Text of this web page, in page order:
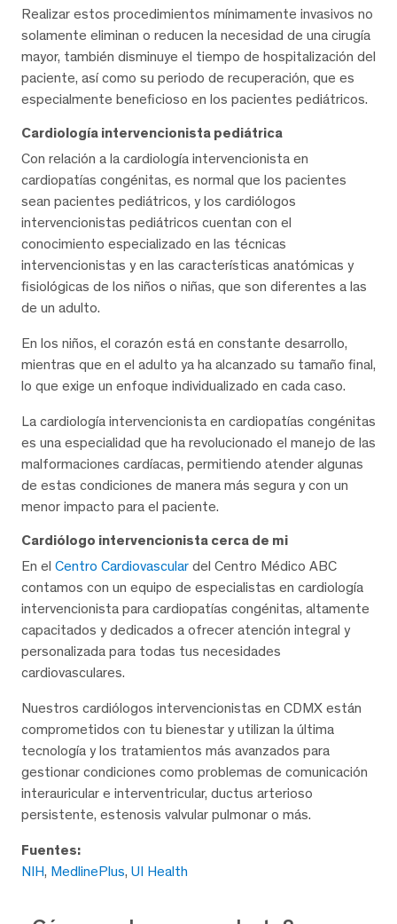
Realizar estos procedimientos mínimamente invasivos no
solamente eliminan o reducen la necesidad de una cirugía
mayor, también disminuye el tiempo de hospitalización del
paciente, así como su periodo de recuperación, que es
especialmente beneficioso en los pacientes pediátricos.
Cardiología intervencionista pediátrica
Con relación a la cardiología intervencionista en
cardiopatías congénitas, es normal que los pacientes
sean pacientes pediátricos, y los cardiólogos
intervencionistas pediátricos cuentan con el
conocimiento especializado en las técnicas
intervencionistas y en las características anatómicas y
fisiológicas de los niños o niñas, que son diferentes a las
de un adulto.
En los niños, el corazón está en constante desarrollo,
mientras que en el adulto ya ha alcanzado su tamaño final,
lo que exige un enfoque individualizado en cada caso.
La cardiología intervencionista en cardiopatías congénitas
es una especialidad que ha revolucionado el manejo de las
malformaciones cardíacas, permitiendo atender algunas
de estas condiciones de manera más segura y con un
menor impacto para el paciente.
Cardiólogo intervencionista cerca de mi
En el Centro Cardiovascular del Centro Médico ABC
contamos con un equipo de especialistas en cardiología
intervencionista para cardiopatías congénitas, altamente
capacitados y dedicados a ofrecer atención integral y
personalizada para todas tus necesidades
cardiovasculares.
Nuestros cardiólogos intervencionistas en CDMX están
comprometidos con tu bienestar y utilizan la última
tecnología y los tratamientos más avanzados para
gestionar condiciones como problemas de comunicación
interauricular e interventricular, ductus arterioso
persistente, estenosis valvular pulmonar o más.
Fuentes:
NIH, MedlinePlus, UI Health